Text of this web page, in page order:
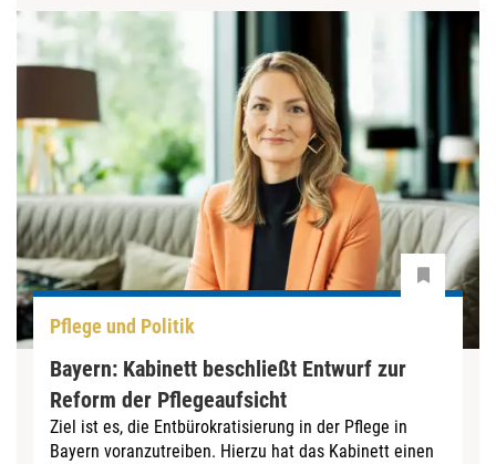
Pflege und Politik
Bayern: Kabinett beschließt Entwurf zur
Reform der Pflegeaufsicht
Ziel ist es, die Entbürokratisierung in der Pflege in
Bayern voranzutreiben. Hierzu hat das Kabinett einen